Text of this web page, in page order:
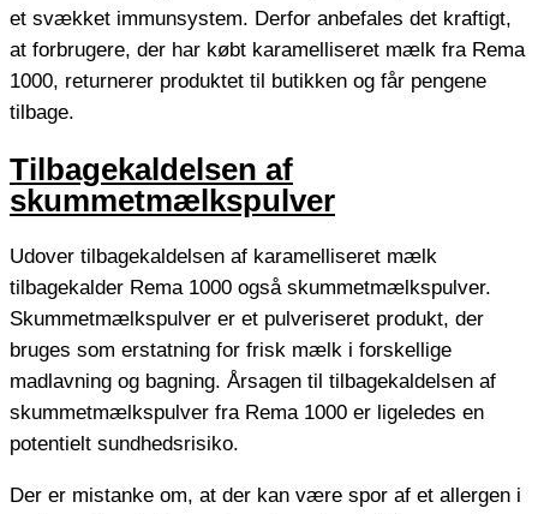
et svækket immunsystem. Derfor anbefales det kraftigt,
at forbrugere, der har købt karamelliseret mælk fra Rema
1000, returnerer produktet til butikken og får pengene
tilbage.
Tilbagekaldelsen af
skummetmælkspulver
Udover tilbagekaldelsen af karamelliseret mælk
tilbagekalder Rema 1000 også skummetmælkspulver.
Skummetmælkspulver er et pulveriseret produkt, der
bruges som erstatning for frisk mælk i forskellige
madlavning og bagning. Årsagen til tilbagekaldelsen af
skummetmælkspulver fra Rema 1000 er ligeledes en
potentielt sundhedsrisiko.
Der er mistanke om, at der kan være spor af et allergen i